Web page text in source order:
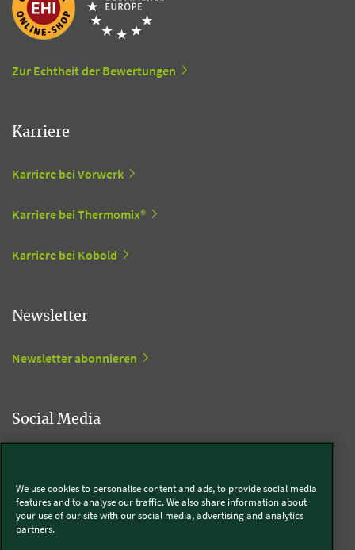
Zur Echtheit der Bewertungen
Karriere
Karriere bei Vorwerk
Karriere bei Thermomix®
Karriere bei Kobold
Newsletter
Newsletter abonnieren
Social Media
Thermomix®
We use cookies to personalise content and ads, to provide social media
features and to analyse our traffic. We also share information about
your use of our site with our social media, advertising and analytics
partners.